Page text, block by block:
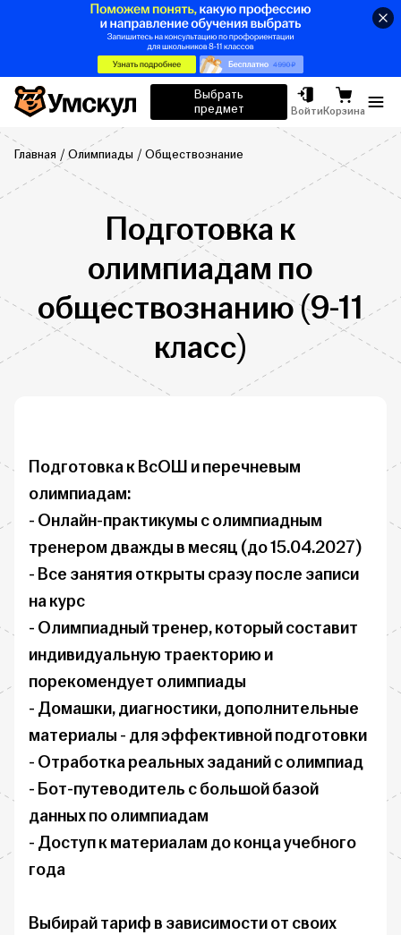
Умскул
Выбрать
предмет
ВойтиКорзина
Главная Олимпиады Обществознание
Подготовка к
олимпиадам по
обществознанию (9-11
класс)
Подготовка к ВсОШ и перечневым
олимпиадам:
- Онлайн-практикумы с олимпиадным
тренером дважды в месяц (до 15.04.2027)
- Все занятия открыты сразу после записи
на курс
- Олимпиадный тренер, который составит
индивидуальную траекторию и
порекомендует олимпиады
- Домашки, диагностики, дополнительные
материалы - для эффективной подготовки
- Отработка реальных заданий с олимпиад
- Бот-путеводитель с большой базой
данных по олимпиадам
- Доступ к материалам до конца учебного
года
Выбирай тариф в зависимости от своих